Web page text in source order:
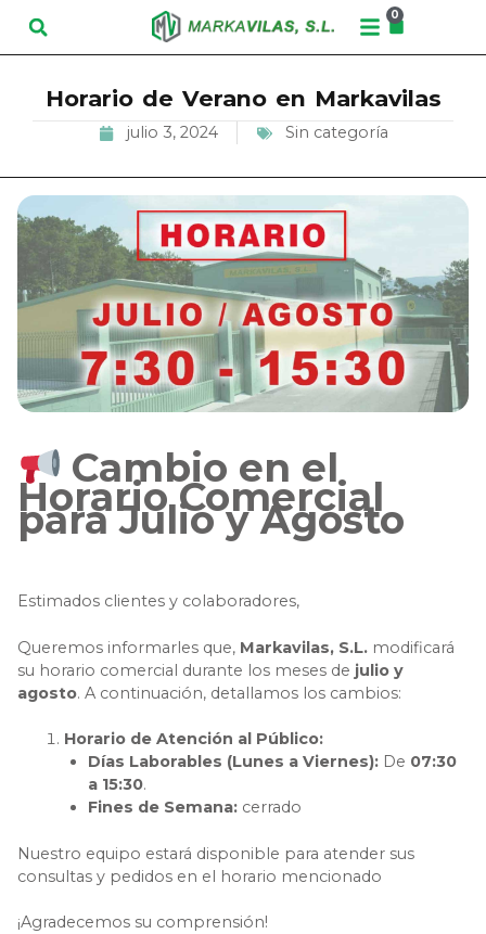
0
Horario de Verano en Markavilas
julio 3, 2024 Sin categoría
Cambio en el
Horario Comercial
para Julio y Agosto
Estimados clientes y colaboradores,
Queremos informarles que, Markavilas, S.L. modificará
su horario comercial durante los meses de julio y
agosto. A continuación, detallamos los cambios:
Horario de Atención al Público:
Días Laborables (Lunes a Viernes):De 07:30
a 15:30.
Fines de Semana:cerrado
Nuestro equipo estará disponible para atender sus
consultas y pedidos en el horario mencionado
¡Agradecemos su comprensión!